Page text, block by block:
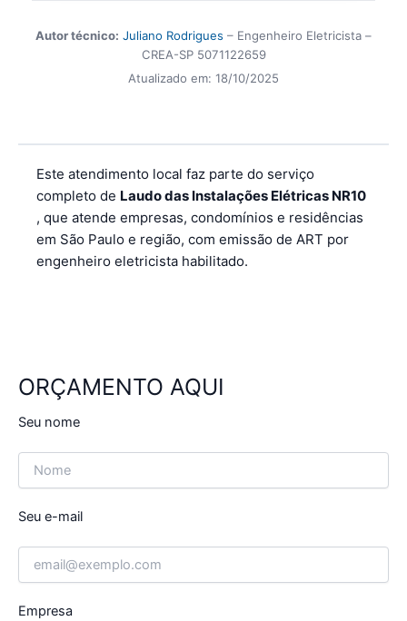
Autor técnico: Juliano Rodrigues – Engenheiro Eletricista –
CREA-SP 5071122659
Atualizado em: 18/10/2025
Este atendimento local faz parte do serviço
completo de Laudo das Instalações Elétricas NR10
, que atende empresas, condomínios e residências
em São Paulo e região, com emissão de ART por
engenheiro eletricista habilitado.
ORÇAMENTO AQUI
Seu nome
Seu e-mail
Empresa